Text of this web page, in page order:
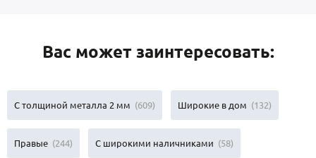
Вас может заинтересовать:
С толщиной металла 2 мм (609) Широкие в дом (132)
Правые (244) С широкими наличниками (58)